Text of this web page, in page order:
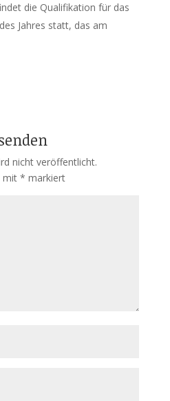
die Qualifikation für das
Jahres statt, das am
nicht veröffentlicht.
mit * markiert